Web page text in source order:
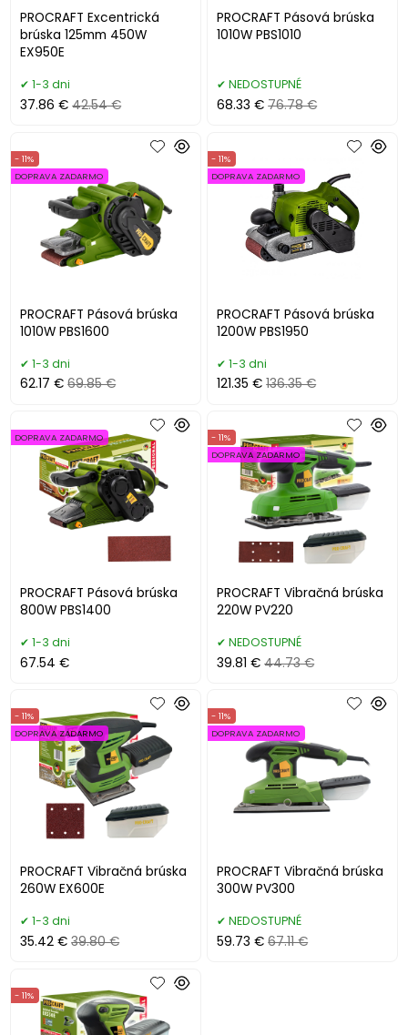
PROCRAFT Excentrická
brúska 125mm 450W
EX950E
1-3 dni
37.86 € 42.54 €
PROCRAFT Pásová brúska
1010W PBS1010
NEDOSTUPNÉ
68.33 € 76.78 €
PROCRAFT Pásová brúska
1010W PBS1600
- 11%
DOPRAVA ZADARMO
1-3 dni
62.17 € 69.85 €
PROCRAFT Pásová brúska
1200W PBS1950
- 11%
DOPRAVA ZADARMO
1-3 dni
121.35 € 136.35 €
PROCRAFT Pásová brúska
800W PBS1400
DOPRAVA ZADARMO
1-3 dni
67.54 €
PROCRAFT Vibračná brúska
220W PV220
- 11%
DOPRAVA ZADARMO
NEDOSTUPNÉ
39.81 € 44.73 €
PROCRAFT Vibračná brúska
260W EX600E
- 11%
DOPRAVA ZADARMO
1-3 dni
35.42 € 39.80 €
PROCRAFT Vibračná brúska
300W PV300
- 11%
DOPRAVA ZADARMO
NEDOSTUPNÉ
59.73 € 67.11 €
- 11%